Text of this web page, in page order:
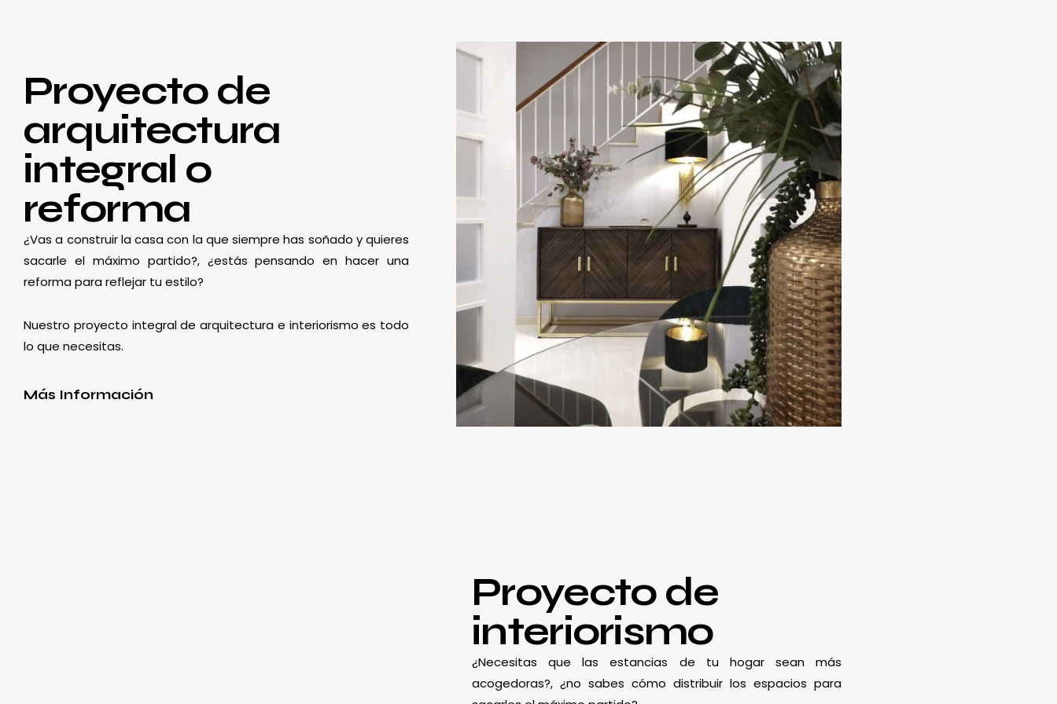
Proyecto de
arquitectura
integral o
reforma
¿Vas a construir la casa con la que siempre has soñado y quieres
sacarle el máximo partido?, ¿estás pensando en hacer una
reforma para reflejar tu estilo?
Nuestro proyecto integral de arquitectura e interiorismo es todo
lo que necesitas.
Más Información
Proyecto de
interiorismo
¿Necesitas que las estancias de tu hogar sean más
acogedoras?, ¿no sabes cómo distribuir los espacios para